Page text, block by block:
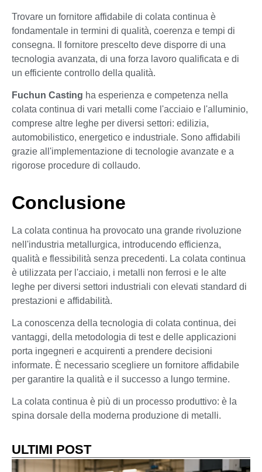
Trovare un fornitore affidabile di colata continua è
fondamentale in termini di qualità, coerenza e tempi di
consegna. Il fornitore prescelto deve disporre di una
tecnologia avanzata, di una forza lavoro qualificata e di
un efficiente controllo della qualità.
Fuchun Casting ha esperienza e competenza nella
colata continua di vari metalli come l'acciaio e l'alluminio,
comprese altre leghe per diversi settori: edilizia,
automobilistico, energetico e industriale. Sono affidabili
grazie all'implementazione di tecnologie avanzate e a
rigorose procedure di collaudo.
Conclusione
La colata continua ha provocato una grande rivoluzione
nell'industria metallurgica, introducendo efficienza,
qualità e flessibilità senza precedenti. La colata continua
è utilizzata per l'acciaio, i metalli non ferrosi e le alte
leghe per diversi settori industriali con elevati standard di
prestazioni e affidabilità.
La conoscenza della tecnologia di colata continua, dei
vantaggi, della metodologia di test e delle applicazioni
porta ingegneri e acquirenti a prendere decisioni
informate. È necessario scegliere un fornitore affidabile
per garantire la qualità e il successo a lungo termine.
La colata continua è più di un processo produttivo: è la
spina dorsale della moderna produzione di metalli.
ULTIMI POST